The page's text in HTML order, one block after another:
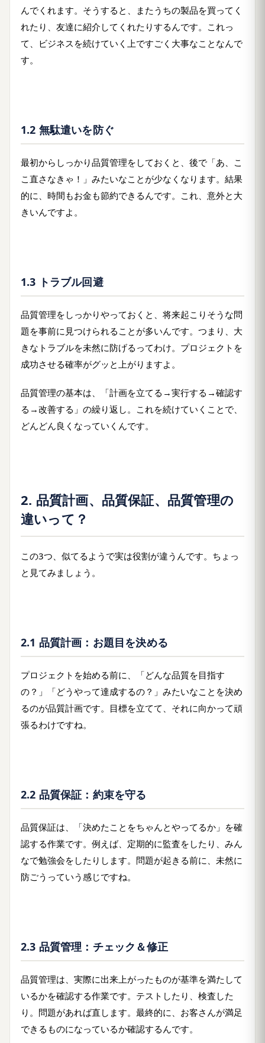
んでくれます。そうすると、またうちの製品を買ってく
れたり、友達に紹介してくれたりするんです。これっ
て、ビジネスを続けていく上ですごく大事なことなんで
す。
1.2 無駄遣いを防ぐ
最初からしっかり品質管理をしておくと、後で「あ、こ
こ直さなきゃ！」みたいなことが少なくなります。結果
的に、時間もお金も節約できるんです。これ、意外と大
きいんですよ。
1.3 トラブル回避
品質管理をしっかりやっておくと、将来起こりそうな問
題を事前に見つけられることが多いんです。つまり、大
きなトラブルを未然に防げるってわけ。プロジェクトを
成功させる確率がグッと上がりますよ。
品質管理の基本は、「計画を立てる→実行する→確認す
る→改善する」の繰り返し。これを続けていくことで、
どんどん良くなっていくんです。
2. 品質計画、品質保証、品質管理の
違いって？
この3つ、似てるようで実は役割が違うんです。ちょっ
と見てみましょう。
2.1 品質計画：お題目を決める
プロジェクトを始める前に、「どんな品質を目指す
の？」「どうやって達成するの？」みたいなことを決め
るのが品質計画です。目標を立てて、それに向かって頑
張るわけですね。
2.2 品質保証：約束を守る
品質保証は、「決めたことをちゃんとやってるか」を確
認する作業です。例えば、定期的に監査をしたり、みん
なで勉強会をしたりします。問題が起きる前に、未然に
防ごうっていう感じですね。
2.3 品質管理：チェック＆修正
品質管理は、実際に出来上がったものが基準を満たして
いるかを確認する作業です。テストしたり、検査した
り。問題があれば直します。最終的に、お客さんが満足
できるものになっているか確認するんです。